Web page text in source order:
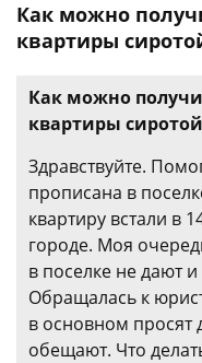
Как можно
квартиры
Как можно
квартиры
Здравствуйте.
прописана в
квартиру встали в
городе. Моя
в поселке не дают
Обращалась к
в основном просят
обещают. Что